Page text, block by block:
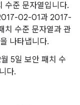
수준 문자열입니다.
02-01과 2017-
수준 문자열과 관
나타냅니다.
5일 보안 패치 수
다.